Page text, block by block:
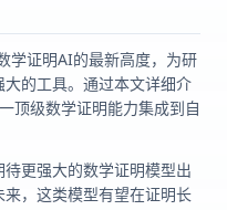
学证明AI的最新高度，为研
的工具。通过本文详细介
顶级数学证明能力集成到自
更强大的数学证明模型出
，这类模型有望在证明长